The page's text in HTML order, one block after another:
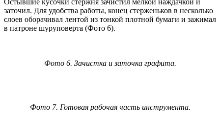
Остывшие кусочки стержня зачистил мелкой наждачкой и
заточил. Для удобства работы, конец стерженьков в несколько
слоев оборачивал лентой из тонкой плотной бумаги и зажимал
в патроне шуруповерта (Фото 6).
Фото 6. Зачистка и заточка графита.
Фото 7. Готовая рабочая часть инструмента.